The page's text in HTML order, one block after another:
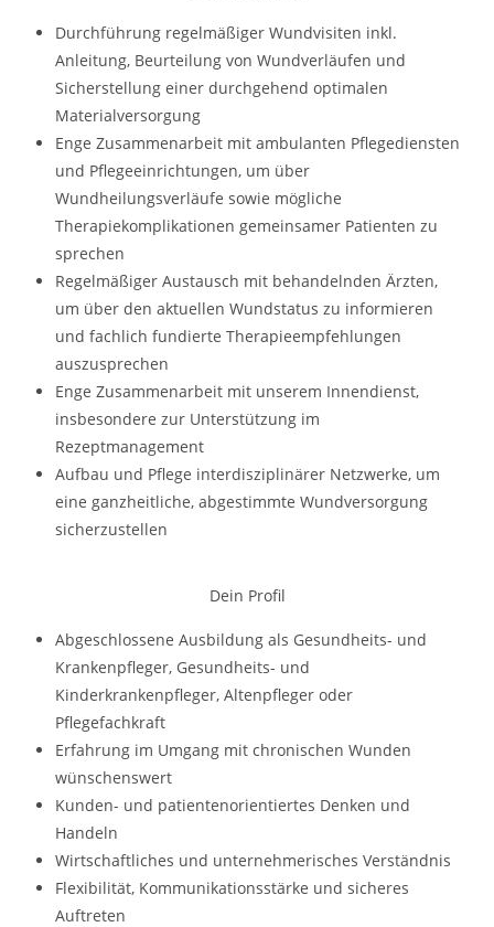
Durchführung regelmäßiger Wundvisiten inkl.
Anleitung, Beurteilung von Wundverläufen und
Sicherstellung einer durchgehend optimalen
Materialversorgung
Enge Zusammenarbeit mit ambulanten Pflegediensten
und Pflegeeinrichtungen, um über
Wundheilungsverläufe sowie mögliche
Therapiekomplikationen gemeinsamer Patienten zu
sprechen
Regelmäßiger Austausch mit behandelnden Ärzten,
um über den aktuellen Wundstatus zu informieren
und fachlich fundierte Therapieempfehlungen
auszusprechen
Enge Zusammenarbeit mit unserem Innendienst,
insbesondere zur Unterstützung im
Rezeptmanagement
Aufbau und Pflege interdisziplinärer Netzwerke, um
eine ganzheitliche, abgestimmte Wundversorgung
sicherzustellen
Dein Profil
Abgeschlossene Ausbildung als Gesundheits- und
Krankenpfleger, Gesundheits- und
Kinderkrankenpfleger, Altenpfleger oder
Pflegefachkraft
Erfahrung im Umgang mit chronischen Wunden
wünschenswert
Kunden-­ und patientenorientiertes Denken und
Handeln
Wirtschaftliches und unternehmerisches Verständnis
Flexibilität, Kommunikationsstärke und sicheres
Auftreten